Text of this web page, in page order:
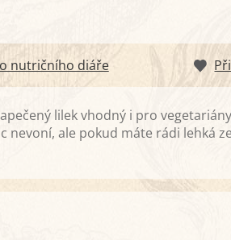
nutričního diáře
lilek vhodný i pro
nevoní, ale pokud máte rádi lehká